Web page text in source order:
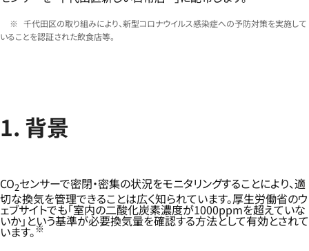
千代田区の取り組みにより、新型コロナウイルス感染症への予防対策を実施して
いることを認証された飲食店等。
1. 背景
CO2センサーで密閉・密集の状況をモニタリングすることにより、適
切な換気を管理できることは広く知られています。厚生労働省のウ
ェブサイトでも「室内の二酸化炭素濃度が1000ppmを超えていな
いか」という基準が必要換気量を確認する方法として有効とされて
います。※